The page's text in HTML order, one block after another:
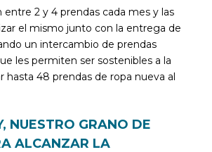
entre 2 y 4 prendas cada mes y las
el mismo junto con la entrega de
un intercambio de prendas
les permiten ser sostenibles a la
hasta 48 prendas de ropa nueva al
NUESTRO GRANO DE
ALCANZAR LA